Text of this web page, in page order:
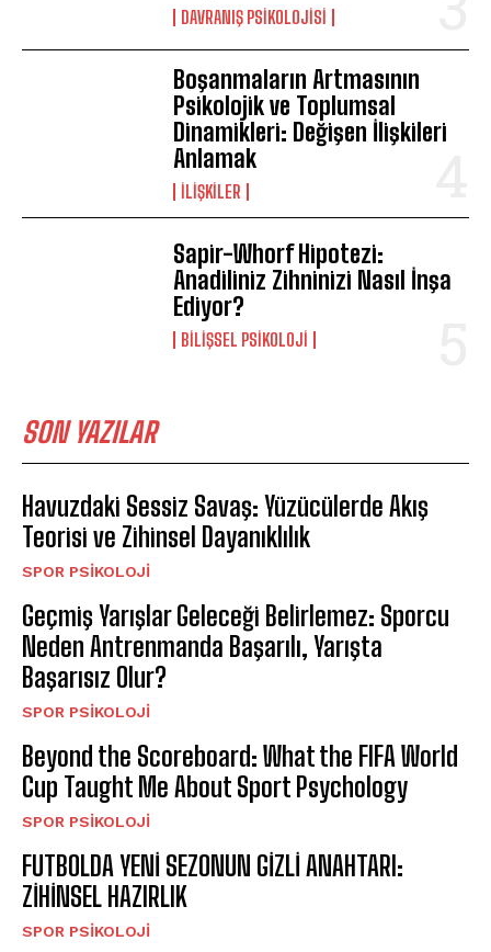
DAVRANIŞ PSIKOLOJISI
Boşanmaların Artmasının
Psikolojik ve Toplumsal
Dinamikleri: Değişen İlişkileri
Anlamak
İLIŞKILER
Sapir-Whorf Hipotezi:
Anadiliniz Zihninizi Nasıl İnşa
Ediyor?
BILIŞSEL PSIKOLOJI
SON YAZILAR
Havuzdaki Sessiz Savaş: Yüzücülerde Akış
Teorisi ve Zihinsel Dayanıklılık
SPOR PSIKOLOJI
Geçmiş Yarışlar Geleceği Belirlemez: Sporcu
Neden Antrenmanda Başarılı, Yarışta
Başarısız Olur?
SPOR PSIKOLOJI
Beyond the Scoreboard: What the FIFA World
Cup Taught Me About Sport Psychology
SPOR PSIKOLOJI
FUTBOLDA YENİ SEZONUN GİZLİ ANAHTARI:
ZİHİNSEL HAZIRLIK
SPOR PSIKOLOJI